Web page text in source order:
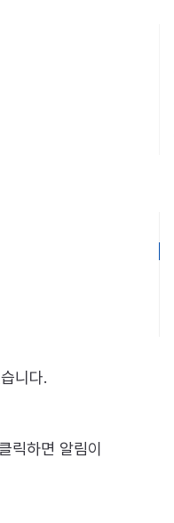
니다.
릭하면 알림이